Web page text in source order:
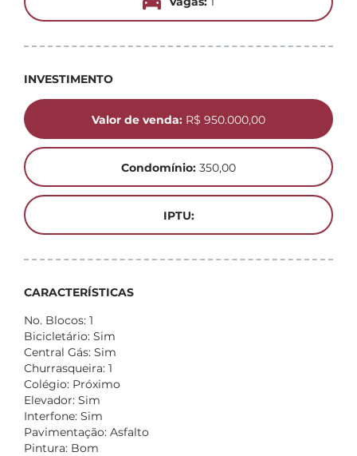
INVESTIMENTO
Valor de venda: R$ 950.000,00
Condomínio: 350,00
IPTU:
CARACTERÍSTICAS
No. Blocos: 1
Bicicletário: Sim
Central Gás: Sim
Churrasqueira: 1
Colégio: Próximo
Elevador: Sim
Interfone: Sim
Pavimentação: Asfalto
Pintura: Bom